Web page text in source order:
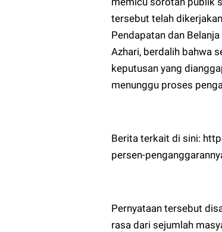
tersebut telah
Pendapatan dan
Azhari, berdalih bahwa
keputusan yang
menunggu proses
Berita terkait di sini:
persen-
Pernyataan tersebut
rasa dari sejumlah